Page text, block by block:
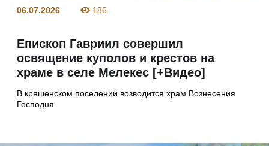
06.07.2026 186
Епископ Гавриил совершил
освящение куполов и крестов на
храме в селе Мелекес [+Видео]
В кряшенском поселении возводится храм Вознесения
Господня